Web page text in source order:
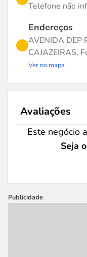
Telefone não
Endereços
AVENIDA DEP
CAJAZEIRAS,
Ver no mapa
Avaliações
Este negócio
Seja
Publicidade